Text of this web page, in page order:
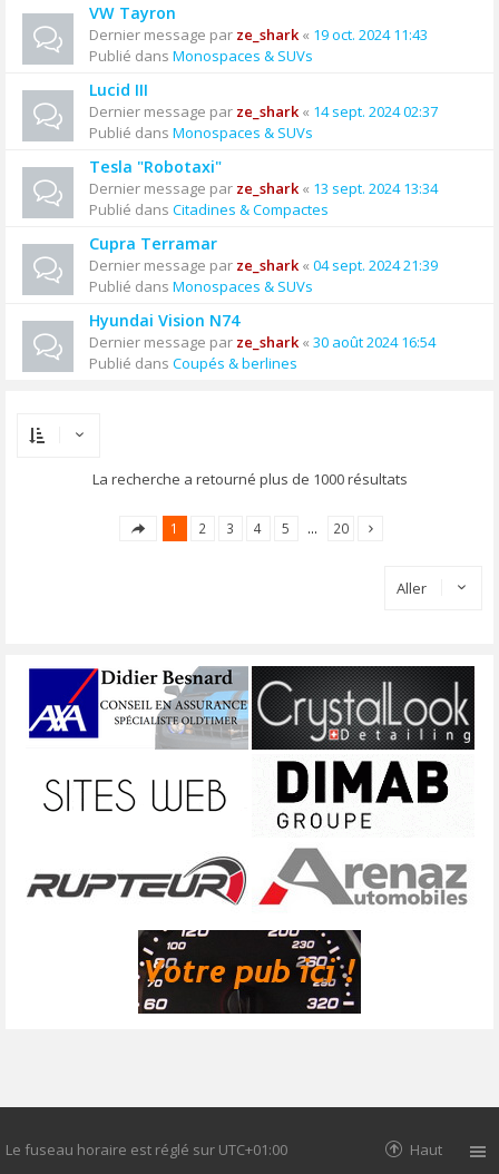
VW Tayron
Dernier message par ze_shark« 19 oct. 2024 11:43
Publié dans Monospaces & SUVs
Lucid III
Dernier message par ze_shark« 14 sept. 2024 02:37
Publié dans Monospaces & SUVs
Tesla "Robotaxi"
Dernier message par ze_shark« 13 sept. 2024 13:34
Publié dans Citadines & Compactes
Cupra Terramar
Dernier message par ze_shark« 04 sept. 2024 21:39
Publié dans Monospaces & SUVs
Hyundai Vision N74
Dernier message par ze_shark« 30 août 2024 16:54
Publié dans Coupés & berlines
La recherche a retourné plus de 1000 résultats
1 2 3 4 5 … 20
Aller
Le fuseau horaire est réglé sur UTC+01:00 Haut